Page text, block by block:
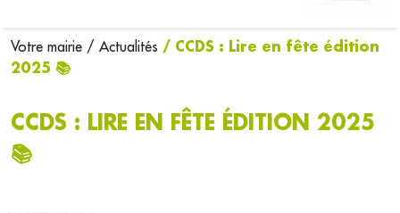
Votre mairie / Actualités / CCDS : Lire en fête édition
2025 📚
CCDS : LIRE EN FÊTE ÉDITION 2025
📚